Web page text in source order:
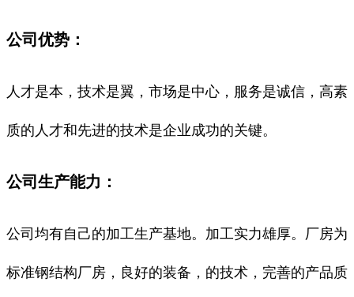
公司优势：
人才是本，技术是翼，市场是中心，服务是诚信，高素
质的人才和先进的技术是企业成功的关键。
公司生产能力：
公司均有自己的加工生产基地。加工实力雄厚。厂房为
标准钢结构厂房，良好的装备，的技术，完善的产品质